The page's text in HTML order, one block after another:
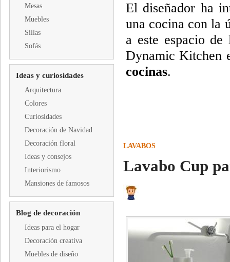
Mesas
Muebles
Sillas
Sofás
Ideas y curiosidades
Arquitectura
Colores
Curiosidades
Decoración de Navidad
Decoración floral
Ideas y consejos
Interiorismo
Mansiones de famosos
Blog de decoración
Ideas para el hogar
Decoración creativa
Muebles de diseño
El diseñador ha
una cocina con la
a este espacio de
Dynamic Kitchen
cocinas.
LAVABOS
Lavabo Cup